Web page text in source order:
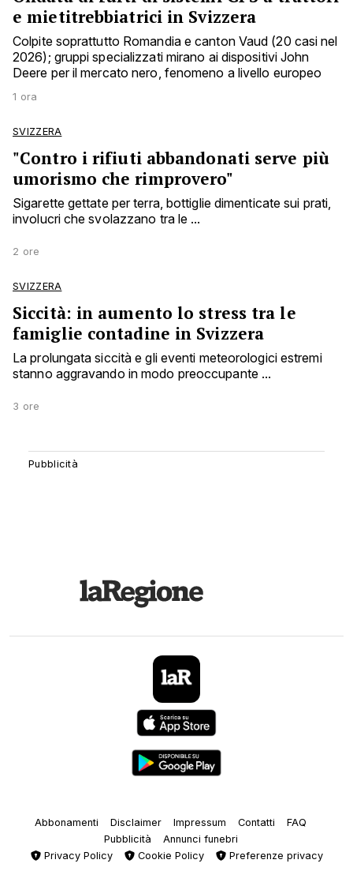
e mietitrebbiatrici in Svizzera
Colpite soprattutto Romandia e canton Vaud (20 casi nel
2026); gruppi specializzati mirano ai dispositivi John
Deere per il mercato nero, fenomeno a livello europeo
1 ora
SVIZZERA
"Contro i rifiuti abbandonati serve più
umorismo che rimprovero"
Sigarette gettate per terra, bottiglie dimenticate sui prati,
involucri che svolazzano tra le ...
2 ore
SVIZZERA
Siccità: in aumento lo stress tra le
famiglie contadine in Svizzera
La prolungata siccità e gli eventi meteorologici estremi
stanno aggravando in modo preoccupante ...
3 ore
Abbonamenti Disclaimer Impressum Contatti
FAQ
Pubblicità
Annunci funebri
Privacy Policy
Cookie Policy Preferenze privacy